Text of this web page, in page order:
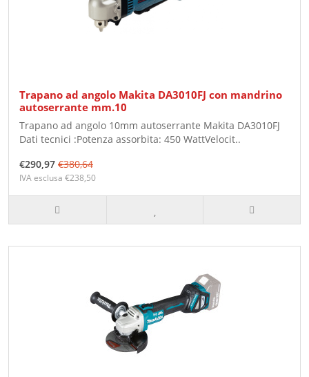
Trapano ad angolo Makita DA3010FJ con mandrino
autoserrante mm.10
Trapano ad angolo 10mm autoserrante Makita DA3010FJ
Dati tecnici :Potenza assorbita: 450 WattVelocit..
€290,97 €380,64
IVA esclusa €238,50